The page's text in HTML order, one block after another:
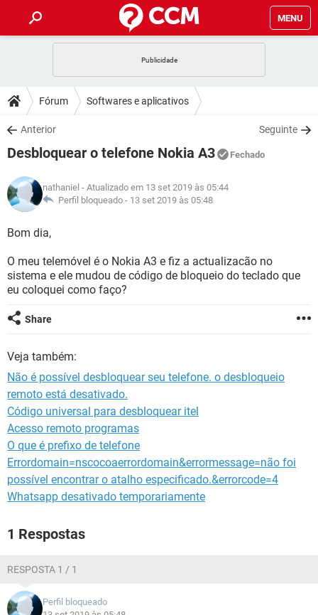
MENU
CELULAR FACEBOOK
OUTLOOK
INSTAGRAM GMAIL
GUIA DE COMPRAS
DICAS
JOGOS WHATSAPP
INSTAGRAM GMAIL
GUIA DE COMPRAS
DOWNLOADS
JOGOS WHATSAPP
CELULAR
OUTLOOK EXCEL
INSTAGRAM
JOGOS WHATSAPP
CELULAR
OUTLOOK
INSTAGRAM GMAIL
GUIA DE COMPRAS
GLOSSÁRIO
JOGOS
OUTLOOK EXCEL
INSTAGRAM
GUIA DE COMPRAS
Fórum Softwares e aplicativos
Anterior Seguinte
Desbloquear o telefone Nokia A3 Fechado
nathaniel - Atualizado em 13 set 2019 às 05:44
Perfil bloqueado - 13 set 2019 às 05:48
Bom dia,
O meu telemóvel é o Nokia A3 e fiz a actualizacão no
sistema e ele mudou de código de bloqueio do teclado que
eu coloquei como faço?
Share
Veja também:
Não é possível desbloquear seu telefone. o desbloqueio
remoto está desativado.
Código universal para desbloquear itel
Acesso remoto programas
O que é prefixo de telefone
Errordomain=nscocoaerrordomain&errormessage=não foi
possível encontrar o atalho especificado.&errorcode=4
Whatsapp desativado temporariamente
1 Respostas
RESPOSTA 1 / 1
Perfil bloqueado